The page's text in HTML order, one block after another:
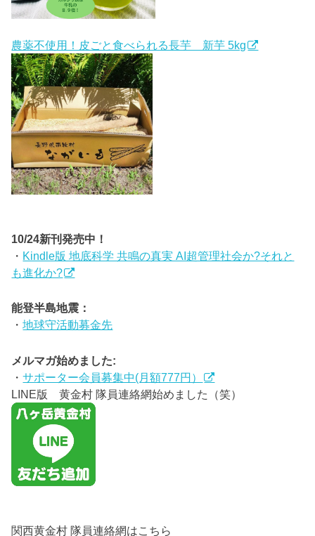
農薬不使用！皮ごと食べられる長芋 新芋 5kg
10/24新刊発売中！
・ Kindle版 地底科学 共鳴の真実 AI超管理社会か?それと
も進化か?
能登半島地震：
・地球守活動募金先
メルマガ始めました:
・サポーター会員募集中(月額777円）
LINE版 黄金村 隊員連絡網始めました（笑）
関西黄金村 隊員連絡網はこちら